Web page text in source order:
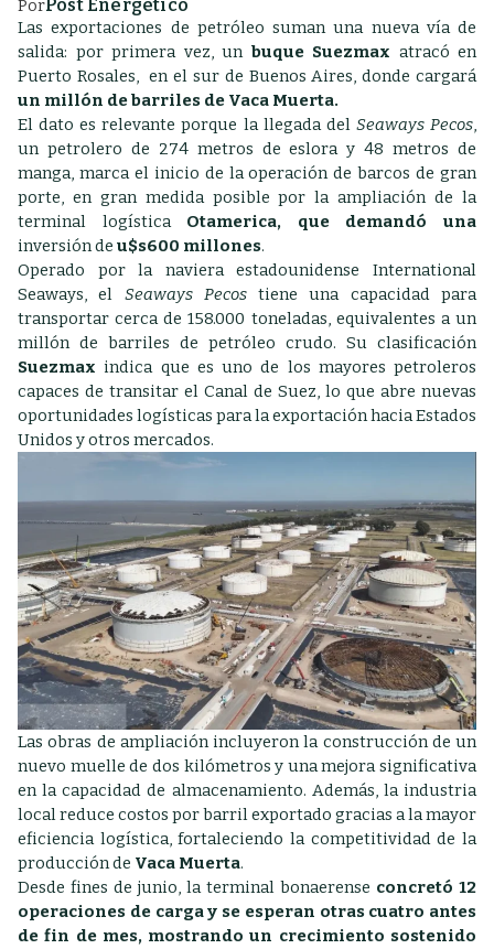
PorPost Energético
Las exportaciones de petróleo suman una nueva vía de
salida: por primera vez, un buqueSuezmax atracó en
Puerto Rosales, en el sur de Buenos Aires, donde cargará
un millón de barriles de Vaca Muerta.
El dato es relevante porque la llegada del Seaways Pecos,
un petrolero de 274 metros de eslora y 48 metros de
manga, marca el inicio de la operación de barcos de gran
porte, en gran medida posible por la ampliación de la
terminal logística Otamerica, que demandó una
inversión de u$s600 millones.
Operado por la naviera estadounidense International
Seaways, el Seaways Pecostiene una capacidad para
transportar cerca de 158.000 toneladas, equivalentes a un
millón de barriles de petróleo crudo. Su clasificación
Suezmax indica que es uno de los mayores petroleros
capaces de transitar el Canal de Suez, lo que abre nuevas
oportunidades logísticas para la exportación hacia Estados
Unidos y otros mercados.
Las obras de ampliación incluyeron la construcción de un
nuevo muelle de dos kilómetros y una mejora significativa
en la capacidad de almacenamiento. Además, la industria
local reduce costos por barril exportado gracias a la mayor
eficiencia logística, fortaleciendo la competitividad de la
producción de Vaca Muerta.
Desde fines de junio, la terminal bonaerense concretó 12
operaciones de carga y se esperan otras cuatro antes
de fin de mes, mostrando un crecimiento sostenido